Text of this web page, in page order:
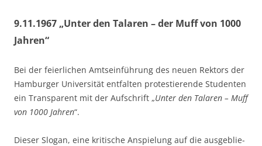
9.11.1967 „Unter den Talaren – der Muff von 1000
Jahren“
Bei der fei­er­li­chen Amts­ein­füh­rung des neu­en Rek­tors der
Ham­bur­ger Uni­ver­si­tät ent­fal­ten pro­tes­tie­ren­de Stu­den­ten
ein Trans­pa­rent mit der Auf­schrift „Unter den Tala­ren – Muff
von 1000 Jah­ren“.
Die­ser Slo­gan, eine kri­ti­sche Anspie­lung auf die aus­ge­blie­